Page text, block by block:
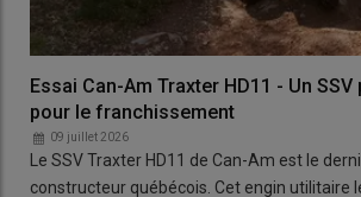
Essai Can-Am Traxter HD11 - Un
pour le franchissement
09 juillet 2026
Le SSV Traxter HD11 de Can-Am est le
constructeur québécois. Cet engin utilitaire